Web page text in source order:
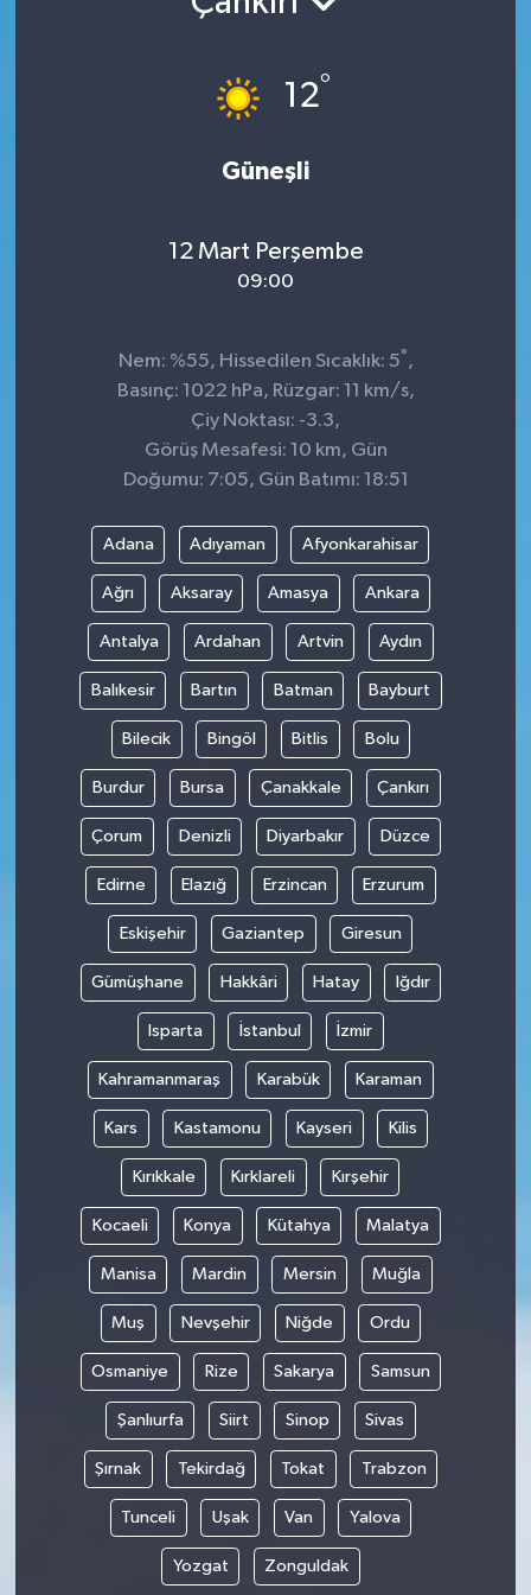
12°
Güneşli
12 Mart Perşembe
09:00
Nem: %55, Hissedilen Sıcaklık: 5° ,
Basınç: 1022 hPa, Rüzgar: 11 km/s,
Çiy Noktası: -3.3,
Görüş Mesafesi: 10 km, Gün
Doğumu: 7:05, Gün Batımı: 18:51
Adana Adıyaman Afyonkarahisar
Ağrı Aksaray Amasya Ankara
Antalya Ardahan Artvin Aydın
Balıkesir Bartın Batman Bayburt
Bilecik Bingöl Bitlis Bolu
Burdur Bursa Çanakkale Çankırı
Çorum Denizli Diyarbakır Düzce
Edirne Elazığ Erzincan Erzurum
Eskişehir Gaziantep Giresun
Gümüşhane Hakkâri Hatay Iğdır
Isparta İstanbul İzmir
Kahramanmaraş Karabük Karaman
Kars Kastamonu Kayseri Kilis
Kırıkkale Kırklareli Kırşehir
Kocaeli Konya Kütahya Malatya
Manisa Mardin Mersin Muğla
Muş Nevşehir Niğde Ordu
Osmaniye Rize Sakarya Samsun
Şanlıurfa Siirt Sinop Sivas
Şırnak Tekirdağ Tokat Trabzon
Tunceli Uşak Van Yalova
Yozgat Zonguldak